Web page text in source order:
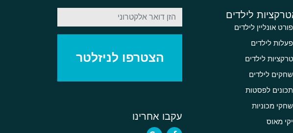
לילדים
אונליין לילדים
לילדים
לילדים
לילדים
לפסטות
מכוניות
מאוס
עקבו אחרינו